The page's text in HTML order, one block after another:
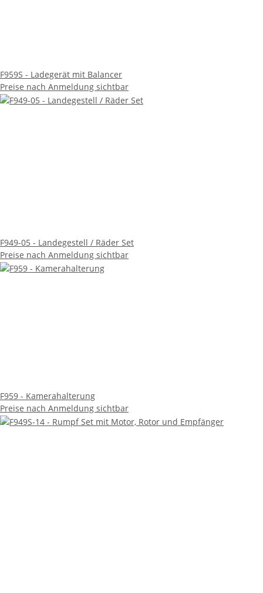
F959S - Ladegerät mit Balancer
Preise nach Anmeldung sichtbar
F949-05 - Landegestell / Räder Set
Preise nach Anmeldung sichtbar
F959 - Kamerahalterung
Preise nach Anmeldung sichtbar